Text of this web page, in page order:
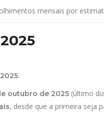
mensais por
.
outubro de 2025 (último
, desde que a primeira seja